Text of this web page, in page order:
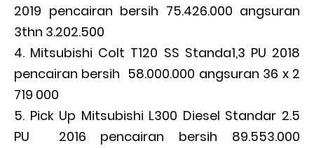
2019 pencairan bersih 75.426.000 angsuran
3thn 3.202.500
Mitsubishi Colt T120 SS Standa1,3 PU 2018
pencairan bersih 58.000.000 angsuran 36 x 2
719 000
Pick Up Mitsubishi L300 Diesel Standar 2.5
PU 2016 pencairan bersih 89.553.000